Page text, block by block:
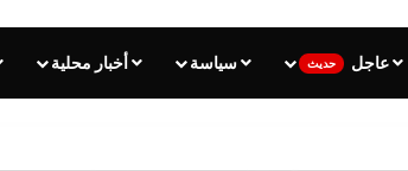
عاجل حديث سياسة أخبار محلية